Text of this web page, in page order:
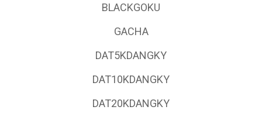
BLACKGOKU
GACHA
DAT5KDANGKY
DAT10KDANGKY
DAT20KDANGKY